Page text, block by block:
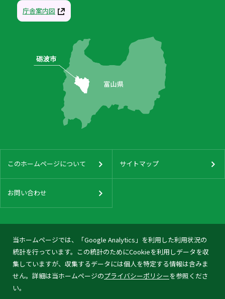
当ホームページでは、「Google Analytics」を利用した利用状況の
統計を行っています。この統計のためにCookieを利用しデータを収
集していますが、収集するデータには個人を特定する情報は含みま
せん。詳細は当ホームページのプライバシーポリシーを参照くださ
い。
庁舎案内図
このホームページについて サイトマップ
お問い合わせ